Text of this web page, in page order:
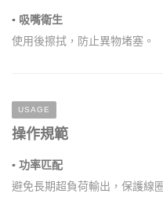
▪ 吸嘴衛生
使用後擦拭，防止異物堵塞。
USAGE
操作規範
▪ 功率匹配
避免長期超負荷輸出，保護線